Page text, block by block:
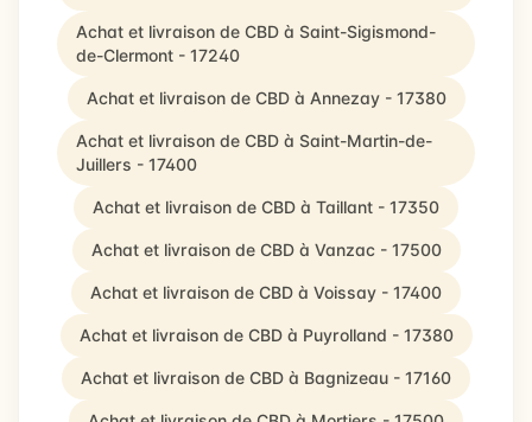
Achat et livraison de CBD à Saint-Sigismond-
de-Clermont - 17240
Achat et livraison de CBD à Annezay - 17380
Achat et livraison de CBD à Saint-Martin-de-
Juillers - 17400
Achat et livraison de CBD à Taillant - 17350
Achat et livraison de CBD à Vanzac - 17500
Achat et livraison de CBD à Voissay - 17400
Achat et livraison de CBD à Puyrolland - 17380
Achat et livraison de CBD à Bagnizeau - 17160